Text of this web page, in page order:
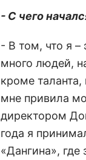
- С чего
- В том, что я –
много людей,
кроме
мне привила
директором
года я
«Дангина»,